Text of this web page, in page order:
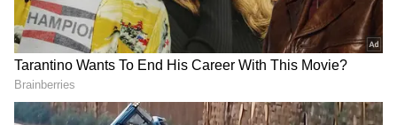
ನಂತರ 67ನೇ ನಿಮಿಷದಲ್ಲಿ ಮುಸ್ತಫಾ ಸಿಕೋ ಮೂಲಕ
ಈಜಿಪ್ಟ್ ಎರಡನೇ ಗೋಲು ಗಳಿಸಿದಾಗ, ವಿಶ್ವ ಚಾಂಪಿಯನ್ನರು
ಟೂರ್ನಿಯಿಂದ ಹೊರಬೀಳುವ ಸ್ಥಿತಿಯಲ್ಲಿದ್ದರು.
DOWNLOAD APP